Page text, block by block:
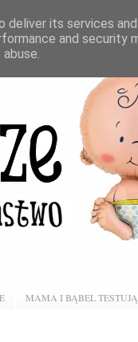
MAMA I BĄBEL TESTUJĄ
its services
and